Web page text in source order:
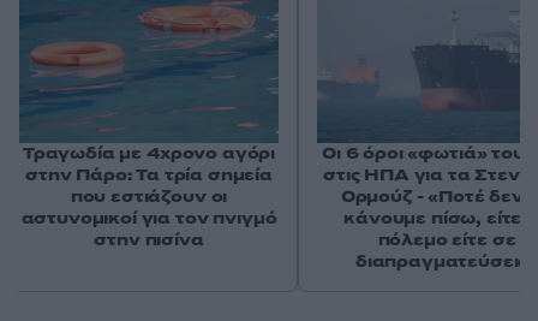
Τραγωδία με 4χρονο αγόρι
στην Πάρο: Τα τρία σημεία
που εστιάζουν οι
αστυνομικοί για τον πνιγμό
στην πισίνα
Οι 6 όροι «φωτιά» του
στις ΗΠΑ για τα Στενά
Ορμούζ - «Ποτέ δεν
κάνουμε πίσω, είτε
πόλεμο είτε σε
διαπραγματεύσεις»